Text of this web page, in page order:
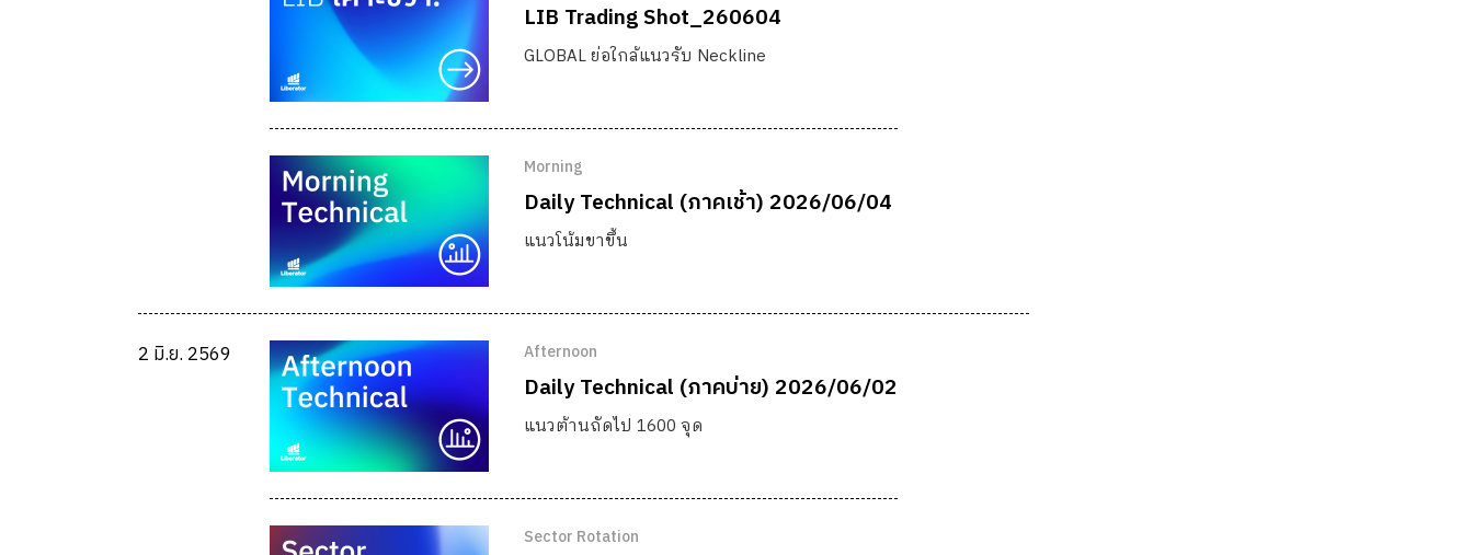
LIB Trading Shot_260604
GLOBAL ย่อใกล้แนวรับ Neckline
Morning
Daily Technical (ภาคเช้า) 2026/06/04
แนวโน้มขาขึ้น
2 มิ.ย. 2569 Afternoon
Daily Technical (ภาคบ่าย) 2026/06/02
แนวต้านถัดไป 1600 จุด
Sector Rotation